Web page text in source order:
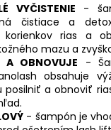
VYČISTENIE -
čistiace a
korienkov rias a
mazu a
A OBNOVUJE -
obsahuje
posilniť a obnoviť
- šampón je